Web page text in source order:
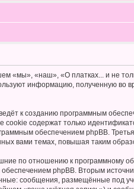
«мы», «наш», «О платках... и не
информацию, полученную во
к созданию программным
содержат только
обеспечением phpBB.
вами темах, повышая таким
по отношению к программному
phpBB. Вторым
сообщения, размещённые под